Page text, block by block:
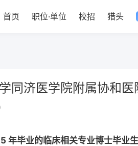
首页 职位·单位 校招 猎头
同济医学院附属协和
年毕业的临床相关专业博士毕业